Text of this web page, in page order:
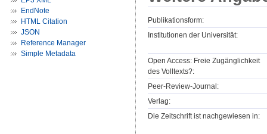
EndNote
HTML Citation
JSON
Reference Manager
Simple Metadata
Publikationsform:
Institutionen der Universität:
Open Access: Freie Zugänglichkeit
des Volltexts?:
Peer-Review-Journal:
Verlag:
Die Zeitschrift ist nachgewiesen in: